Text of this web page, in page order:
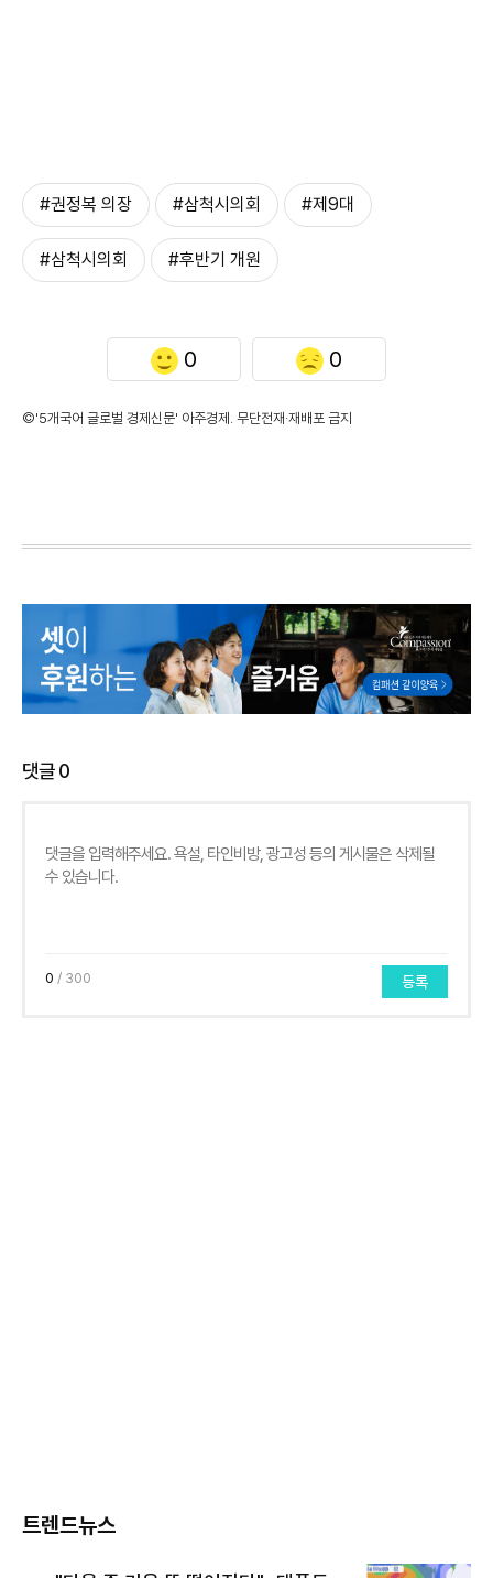
#권정복 의장 #삼척시의회 #제9대
#삼척시의회 #후반기 개원
0 0
©'5개국어 글로벌 경제신문' 아주경제. 무단전재·재배포 금지
댓글0
0 / 300 등록
트렌드뉴스